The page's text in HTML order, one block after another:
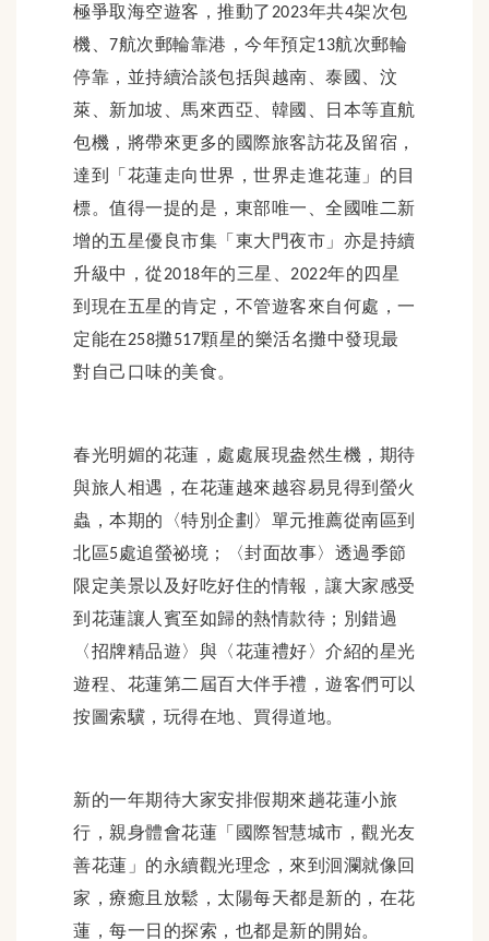
極爭取海空遊客，推動了2023年共4架次包
機、 7航次郵輪靠港，今年預定13航次郵輪
停靠，並持續洽談包括與越南、泰國、汶
萊、新加坡、馬來西亞、韓國、日本等直航
包機，將帶來更多的國際旅客訪花及留宿，
達到「花蓮走向世界，世界走進花蓮」的目
標。值得一提的是，東部唯一、全國唯二新
增的五星優良市集「東大門夜市」亦是持續
升級中，從2018年的三星、 2022年的四星
到現在五星的肯定，不管遊客來自何處，一
定能在258攤517顆星的樂活名攤中發現最
對自己口味的美食。
春光明媚的花蓮，處處展現盎然生機，期待
與旅人相遇，在花蓮越來越容易見得到螢火
蟲，本期的〈特別企劃〉單元推薦從南區到
北區5處追螢祕境；〈封面故事〉透過季節
限定美景以及好吃好住的情報，讓大家感受
到花蓮讓人賓至如歸的熱情款待；別錯過
〈招牌精品遊〉與〈花蓮禮好〉介紹的星光
遊程、花蓮第二屆百大伴手禮，遊客們可以
按圖索驥，玩得在地、買得道地。
新的一年期待大家安排假期來趟花蓮小旅
行，親身體會花蓮「國際智慧城市，觀光友
善花蓮」的永續觀光理念，來到洄瀾就像回
家，療癒且放鬆，太陽每天都是新的，在花
蓮，每一日的探索，也都是新的開始。